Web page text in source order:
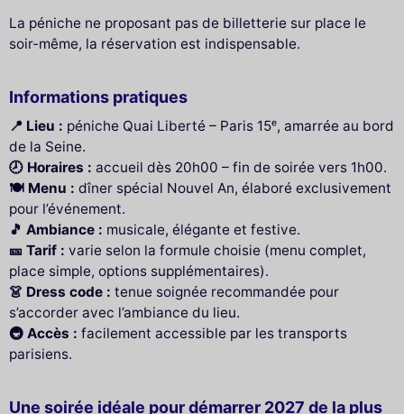
La péniche ne proposant pas de billetterie sur place le
soir-même, la réservation est indispensable.
Informations pratiques
📍 Lieu : péniche Quai Liberté – Paris 15ᵉ, amarrée au bord
de la Seine.
🕗 Horaires : accueil dès 20h00 – fin de soirée vers 1h00.
🍽 Menu : dîner spécial Nouvel An, élaboré exclusivement
pour l’événement.
🎵 Ambiance : musicale, élégante et festive.
🎫 Tarif : varie selon la formule choisie (menu complet,
place simple, options supplémentaires).
👗 Dress code : tenue soignée recommandée pour
s’accorder avec l’ambiance du lieu.
🚇 Accès : facilement accessible par les transports
parisiens.
Une soirée idéale pour démarrer 2027 de la plus